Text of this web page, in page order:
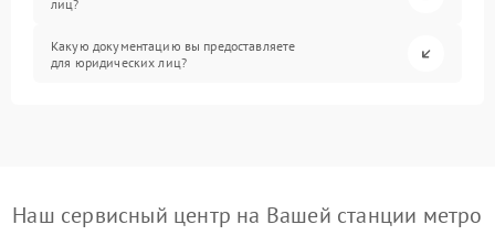
лиц?
Какую документацию вы предоставляете
для юридических лиц?
Наш сервисный центр на Вашей станции метро